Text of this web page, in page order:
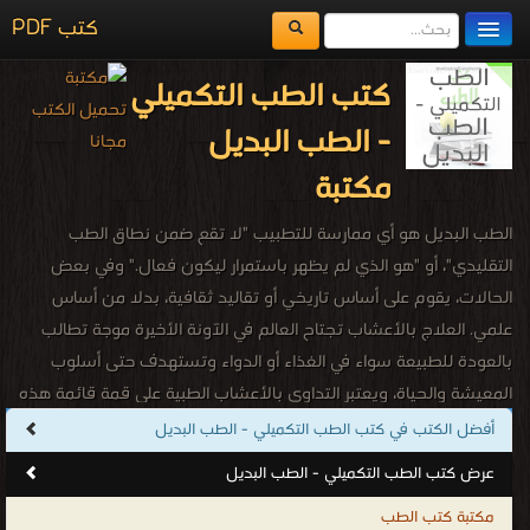
كتب PDF
مكتبة الكتب
المكتبات
يُقرأ حالياً
اضف كتاب
كتب الطب التكميلي
- الطب البديل
مكتبة
الطب البديل هو أي ممارسة للتطبيب "لا تقع ضمن نطاق الطب
التقليدي"، أو "هو الذي لم يظهر باستمرار ليكون فعال." وفي بعض
الحالات، يقوم على أساس تاريخي أو تقاليد ثقافية، بدلا من أساس
علمي. العلاج بالأعشاب تجتاح العالم في الآونة الأخيرة موجة تطالب
بالعودة للطبيعة سواء في الغذاء أو الدواء وتستهدف حتى أسلوب
المعيشة والحياة، ويعتبر التداوي بالأعشاب الطبية على قمة قائمة هذه
التطلعات، لأن القدرة الشفائية لها معروفة منذ ألاف السنين وما زالت
هذه القدرة ظاهرة حتى اليوم، ولبعض الأعشاب أضرار ومساوئ بالرغم
من كونها طبيعية، فبعضها قد يسبب الفشل الكبدي مثل شاي (شيرال)
الذي يزيل الآلام ويعتبر مضاداً للأكسدة، وبعض الأعشاب قد تتفاعل مع
أفضل الكتب في كتب الطب التكميلي - الطب البديل
عرض كتب الطب التكميلي - الطب البديل
مكتبة كتب الطب